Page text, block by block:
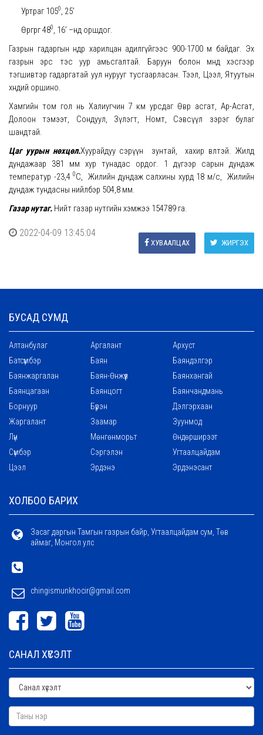
Уртраг 1050, 25’
Өргөрөг 480, 16’ –нд оршдог.
Газрын гадаргын өндөр харилцан адилгүйгээс 900-1700 м байдаг. Эх
газрын эрс тэс уур амьсгалтай. Баруун болон өмнөд хэсгээр
тэгшивтэр гадаргатай уул нурууг тусгаарласан. Тээл, Цээл, Ятуутын
хөндий оршино.
Хамгийн том гол нь Халиугчин 7 км урсдаг Өвөр асгат, Ар-Асгат,
Долоон тэмээт, Сондуул, Зүлэгт, Номт, Сэвсүүл зэрэг булаг
шандтай.
Цаг уурын нөхцөл.Хуурайдуу сэрүүн зунтай, хахир өвөлтэй. Жилд
дундажаар 381 мм хур тунадас ордог. 1 дүгээр сарын дундаж
температур -23,40С, Жилийн дундаж салхины хурд 18 м/с, Жилийн
дундаж тундасны нийлбэр 504,8 мм.
Газар нутаг. Нийт газар нутгийн хэмжээ 154789 га.
2022-04-09 13:45:04
ЖИРГЭХ
ХУВААЛЦАХ
БУСАД СУМД
Алтанбулаг Аргалант
Архуст
Батсүмбэр
Баян
Баяндэлгэр
Баянжаргалан
Баян-Өнжүүл
Баянхангай
Баянцагаан
Баянцогт
Баянчандмань
Борнуур
Бүрэн
Дэлгэрхаан
Жаргалант
Заамар
Зуунмод
Лүн
Мөнгөнморьт
Өндөрширээт
Сүмбэр
Сэргэлэн
Угтаалцайдам
Цээл
Эрдэнэ Эрдэнэсант
ХОЛБОО БАРИХ
Засаг даргын Тамгын газрын байр, Угтаалцайдам сум, Төв
аймаг, Монгол улс
chingismunkhocir@gmail.com
САНАЛ ХҮСЭЛТ